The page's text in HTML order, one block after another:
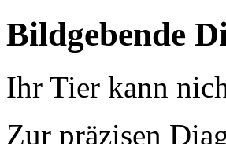
Bildgebende
Ihr Tier kann
Zur präzisen